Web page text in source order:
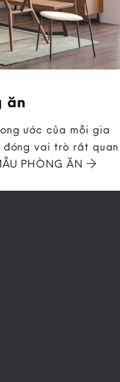
ăn
ước của mỗi gia
đóng vai trò rất quan
PHÒNG ĂN